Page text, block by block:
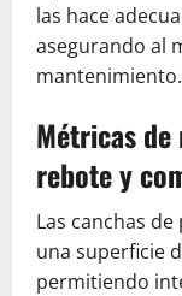
las hace
asegurando al
mantenimiento.
Métricas
rebote y
Las canchas
una superficie
permitiendo